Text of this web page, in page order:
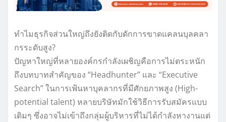
ทำไมธุรกิจส่วนใหญ่ถึงยังติดกับดักการขาดแคลนบุลคลา
กรระดับสูง?
ปัญหาใหญ่ที่หลายองค์กรกำลังเผชิญคือการไม่ตระหนัก
ถึงบทบาทสำคัญของ “Headhunter” และ “Executive
Search” ในการเฟ้นหาบุคลากรที่มีศักยภาพสูง (High-
potential talent) หลายบริษัทมักใช้วิธีการรับสมัครแบบ
เดิมๆ ซึ่งอาจไม่เข้าถึงกลุ่มผู้บริหารที่ไม่ได้กำลังหางานแต่